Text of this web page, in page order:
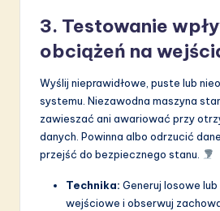
3. Testowanie
obciążeń na
Wyślij nieprawidłowe, puste lub
systemu. Niezawodna maszyna
zawieszać ani awariować przy
danych. Powinna albo odrzucić
przejść do bezpiecznego stanu.
Technika: Generuj losowe
wejściowe i obserwuj